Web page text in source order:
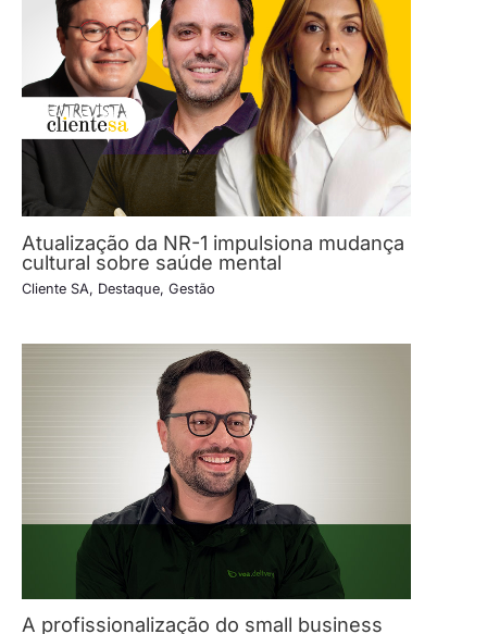
Atualização da NR-1 impulsiona mudança
cultural sobre saúde mental
Cliente SA, Destaque, Gestão
A profissionalização do small business